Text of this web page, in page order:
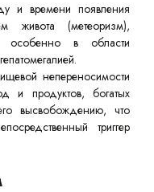
и времени появления
живота (метеоризм),
особенно в области
непереносимости
продуктов, богатых
высвобождению, что
триггер